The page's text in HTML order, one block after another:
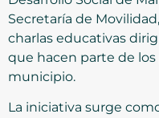
Secretaría de
charlas educativas
que hacen parte de los
municipio.
La iniciativa surge